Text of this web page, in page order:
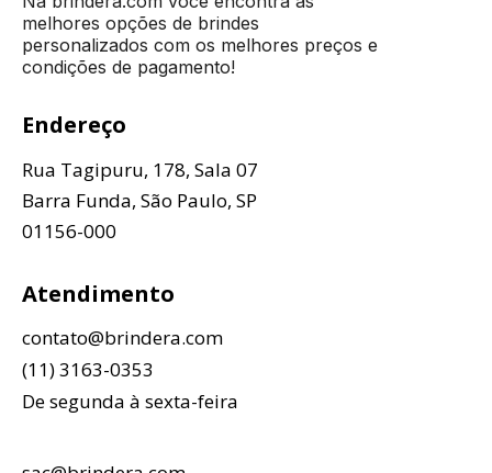
melhores opções de brindes
personalizados com os melhores preços e
condições de pagamento!
Endereço
Rua Tagipuru, 178, Sala 07
Barra Funda, São Paulo, SP
01156-000
Atendimento
contato@brindera.com
(11) 3163-0353
De segunda à sexta-feira